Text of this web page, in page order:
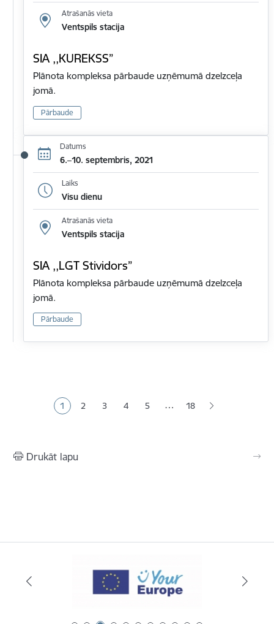
Atrašanās vieta
Ventspils stacija
SIA ,,KUREKSS”
Plānota kompleksa pārbaude uzņēmumā dzelzceļa
jomā.
Pārbaude
Datums
6.–10. septembris, 2021
Laiks
Visu dienu
Atrašanās vieta
Ventspils stacija
SIA ,,LGT Stividors”
Plānota kompleksa pārbaude uzņēmumā dzelzceļa
jomā.
Pārbaude
Pašreizējā lapa
1 Lapa
2 Lapa
3 Lapa
4 Lapa
5 … 18
Drukāt lapu